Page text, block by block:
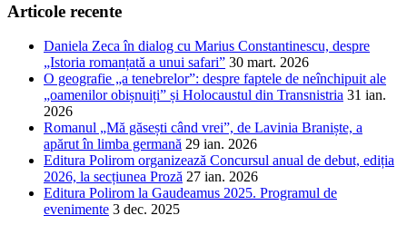
Articole recente
Daniela Zeca în dialog cu Marius Constantinescu, despre
„Istoria romanțată a unui safari” 30 mart. 2026
O geografie „a tenebrelor”: despre faptele de neînchipuit ale
„oamenilor obișnuiți” și Holocaustul din Transnistria 31 ian.
2026
Romanul „Mă găsești când vrei”, de Lavinia Braniște, a
apărut în limba germană 29 ian. 2026
Editura Polirom organizează Concursul anual de debut, ediția
2026, la secțiunea Proză 27 ian. 2026
Editura Polirom la Gaudeamus 2025. Programul de
evenimente 3 dec. 2025